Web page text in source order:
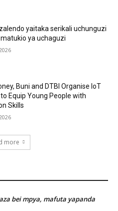
yaitaka serikali uchunguzi
ya uchaguzi
Buni and DTBI Organise IoT
Equip Young People with
Skills
more
bei mpya, mafuta yapanda